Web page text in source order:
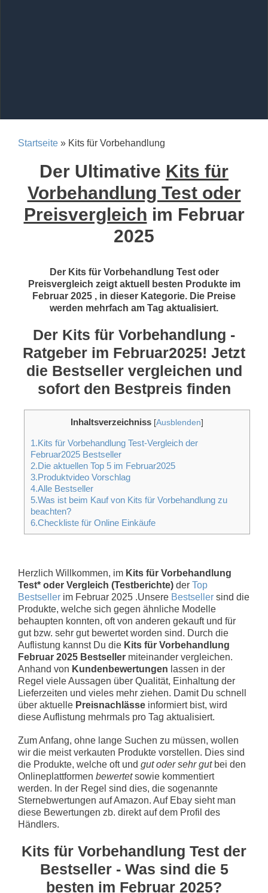
Startseite » Kits für Vorbehandlung
Der Ultimative Kits für
Vorbehandlung Test oder
Preisvergleich im Februar
2025
Der Kits für Vorbehandlung Test oder
Preisvergleich zeigt aktuell besten Produkte im
Februar 2025 , in dieser Kategorie. Die Preise
werden mehrfach am Tag aktualisiert.
Der Kits für Vorbehandlung -
Ratgeber im Februar2025! Jetzt
die Bestseller vergleichen und
sofort den Bestpreis finden
Inhaltsverzeichniss [Ausblenden]
1.Kits für Vorbehandlung Test-Vergleich der
Februar2025 Bestseller
2.Die aktuellen Top 5 im Februar2025
3.Produktvideo Vorschlag
4.Alle Bestseller
5.Was ist beim Kauf von Kits für Vorbehandlung zu
beachten?
6.Checkliste für Online Einkäufe
Herzlich Willkommen, im Kits für Vorbehandlung
Test* oder Vergleich (Testberichte) der Top
Bestseller im Februar 2025 .Unsere Bestseller sind die
Produkte, welche sich gegen ähnliche Modelle
behaupten konnten, oft von anderen gekauft und für
gut bzw. sehr gut bewertet worden sind. Durch die
Auflistung kannst Du die Kits für Vorbehandlung
Februar 2025 Bestseller miteinander vergleichen.
Anhand von Kundenbewertungen lassen in der
Regel viele Aussagen über Qualität, Einhaltung der
Lieferzeiten und vieles mehr ziehen. Damit Du schnell
über aktuelle Preisnachlässe informiert bist, wird
diese Auflistung mehrmals pro Tag aktualisiert.
Zum Anfang, ohne lange Suchen zu müssen, wollen
wir die meist verkauten Produkte vorstellen. Dies sind
die Produkte, welche oft und gut oder sehr gutbei den
Onlineplattformen bewertetsowie kommentiert
werden. In der Regel sind dies, die sogenannte
Sternebwertungen auf Amazon. Auf Ebay sieht man
diese Bewertungen zb. direkt auf dem Profil des
Händlers.
Kits für Vorbehandlung Test der
Bestseller - Was sind die 5
besten im Februar 2025?